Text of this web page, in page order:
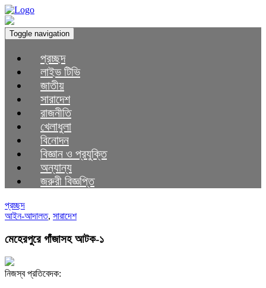
Toggle navigation
প্রচ্ছদ
লাইভ টিভি
জাতীয়
সারাদেশ
রাজনীতি
খেলাধুলা
বিনোদন
বিজ্ঞান ও প্রযুক্তি
অন্যান্য
জরুরী বিজ্ঞপ্তি
প্রচ্ছদ
আইন-আদালত, সারাদেশ
মেহেরপুরে গাঁজাসহ আটক-১
নিজস্ব প্রতিবেদক: